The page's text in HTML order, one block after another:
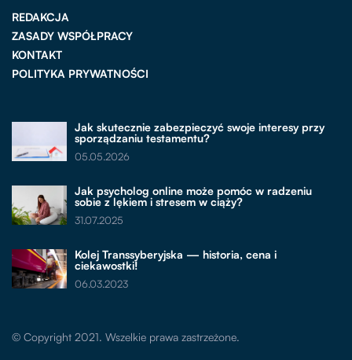
REDAKCJA
ZASADY WSPÓŁPRACY
KONTAKT
POLITYKA PRYWATNOŚCI
Jak skutecznie zabezpieczyć swoje interesy przy
sporządzaniu testamentu?
05.05.2026
Jak psycholog online może pomóc w radzeniu
sobie z lękiem i stresem w ciąży?
31.07.2025
Kolej Transsyberyjska — historia, cena i
ciekawostki!
06.03.2023
© Copyright 2021. Wszelkie prawa zastrzeżone.